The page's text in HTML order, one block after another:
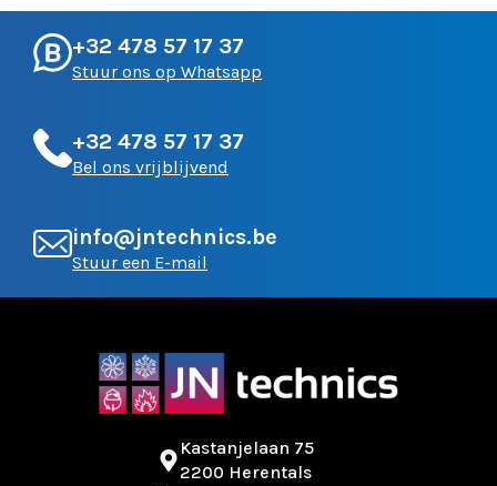
+32 478 57 17 37
Stuur ons op Whatsapp
+32 478 57 17 37
Bel ons vrijblijvend
info@jntechnics.be
Stuur een E-mail
Kastanjelaan 75
2200 Herentals